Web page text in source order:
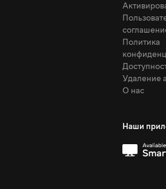
Политика
Удаление
О нас
Наши